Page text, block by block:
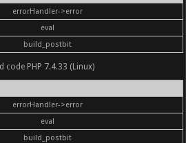
errorHandler->error
eval
build_postbit
PHP 7.4.33 (Linux)
errorHandler->error
eval
build_postbit